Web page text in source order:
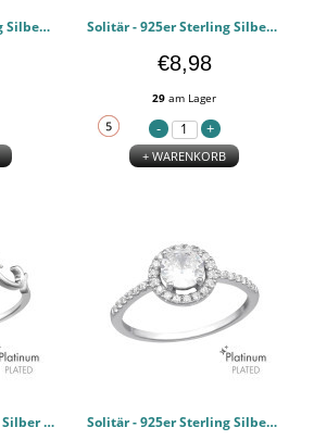
Solitär - 925er Sterling Silber Zirkonia Ringe PCJW44125 Solitär - 925er Sterling Silber Zirkonia Ringe PCJW44124
€8,98
29 am Lager
+ WARENKORB
Krone - 925er Sterling Silber Zirkonia Ringe PCJW44123 Solitär - 925er Sterling Silber Zirkonia Ringe PCJW44122